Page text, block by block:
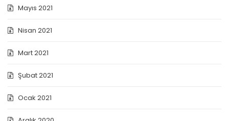
Mayıs 2021
Nisan 2021
Mart 2021
Şubat 2021
Ocak 2021